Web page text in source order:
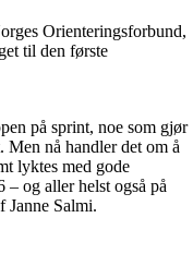
Orienteringsforbund,
til den første
på sprint, noe som gjør
Men nå handler det om å
lyktes med gode
– og aller helst også på
Janne Salmi.